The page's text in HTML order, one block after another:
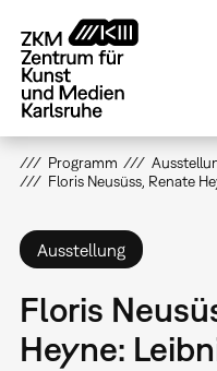
zum
Inhalt
Programm
Floris Neusüss, Renate
Ausstellung
Floris
Heyne: